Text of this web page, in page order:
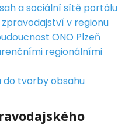
a sociální sítě portálu
v regionu
ONO Plzeň
regionálními
do tvorby obsahu